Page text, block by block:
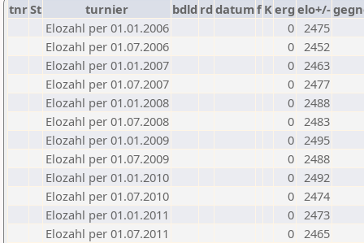
tnrSt turnier bdld rd datumf Kerg elo+/-
Elozahl per 01.01.2006
0 2475
Elozahl per 01.07.2006
0 2452
Elozahl per 01.01.2007
0 2463
Elozahl per 01.07.2007
0 2477
Elozahl per 01.01.2008
0 2488
Elozahl per 01.07.2008
0 2483
Elozahl per 01.01.2009
0 2495
Elozahl per 01.07.2009
0 2488
Elozahl per 01.01.2010
0 2492
Elozahl per 01.07.2010
0 2474
Elozahl per 01.01.2011
0 2473
Elozahl per 01.07.2011
0 2465